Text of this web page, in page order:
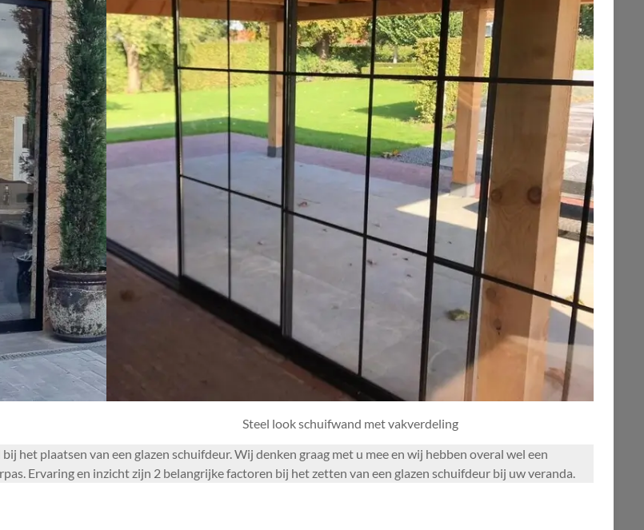
Steel look schuifwand met vakverdeling
het plaatsen van een glazen schuifdeur. Wij denken graag met u mee en wij hebben overal wel een
Ervaring en inzicht zijn 2 belangrijke factoren bij het zetten van een glazen schuifdeur bij uw veranda.